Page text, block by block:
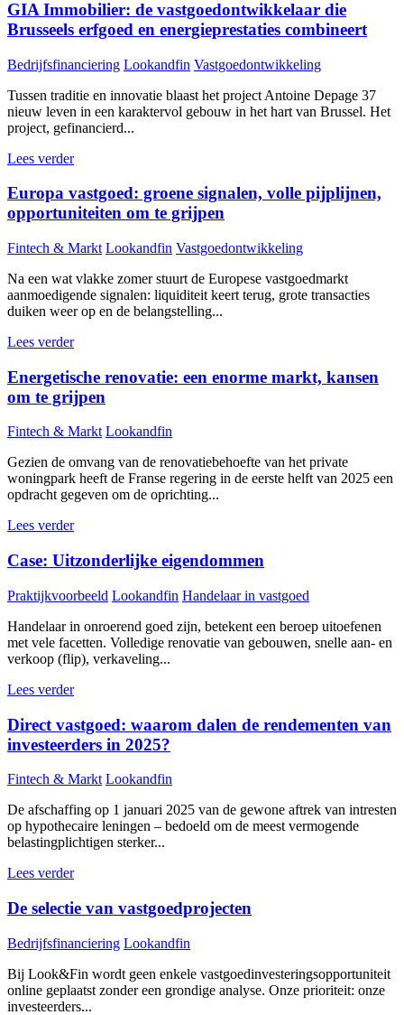
GIA Immobilier: de vastgoedontwikkelaar die
Brusseels erfgoed en energieprestaties combineert
Bedrijfsfinanciering Lookandfin Vastgoedontwikkeling
Tussen traditie en innovatie blaast het project Antoine Depage 37
nieuw leven in een karaktervol gebouw in het hart van Brussel. Het
project, gefinancierd...
Lees verder
Europa vastgoed: groene signalen, volle pijplijnen,
opportuniteiten om te grijpen
Fintech & Markt Lookandfin Vastgoedontwikkeling
Na een wat vlakke zomer stuurt de Europese vastgoedmarkt
aanmoedigende signalen: liquiditeit keert terug, grote transacties
duiken weer op en de belangstelling...
Lees verder
Energetische renovatie: een enorme markt, kansen
om te grijpen
Fintech & Markt Lookandfin
Gezien de omvang van de renovatiebehoefte van het private
woningpark heeft de Franse regering in de eerste helft van 2025 een
opdracht gegeven om de oprichting...
Lees verder
Case: Uitzonderlijke eigendommen
Praktijkvoorbeeld Lookandfin Handelaar in vastgoed
Handelaar in onroerend goed zijn, betekent een beroep uitoefenen
met vele facetten. Volledige renovatie van gebouwen, snelle aan- en
verkoop (flip), verkaveling...
Lees verder
Direct vastgoed: waarom dalen de rendementen van
investeerders in 2025?
Fintech & Markt Lookandfin
De afschaffing op 1 januari 2025 van de gewone aftrek van intresten
op hypothecaire leningen – bedoeld om de meest vermogende
belastingplichtigen sterker...
Lees verder
De selectie van vastgoedprojecten
Bedrijfsfinanciering Lookandfin
Bij Look&Fin wordt geen enkele vastgoedinvesteringsopportuniteit
online geplaatst zonder een grondige analyse. Onze prioriteit: onze
investeerders...